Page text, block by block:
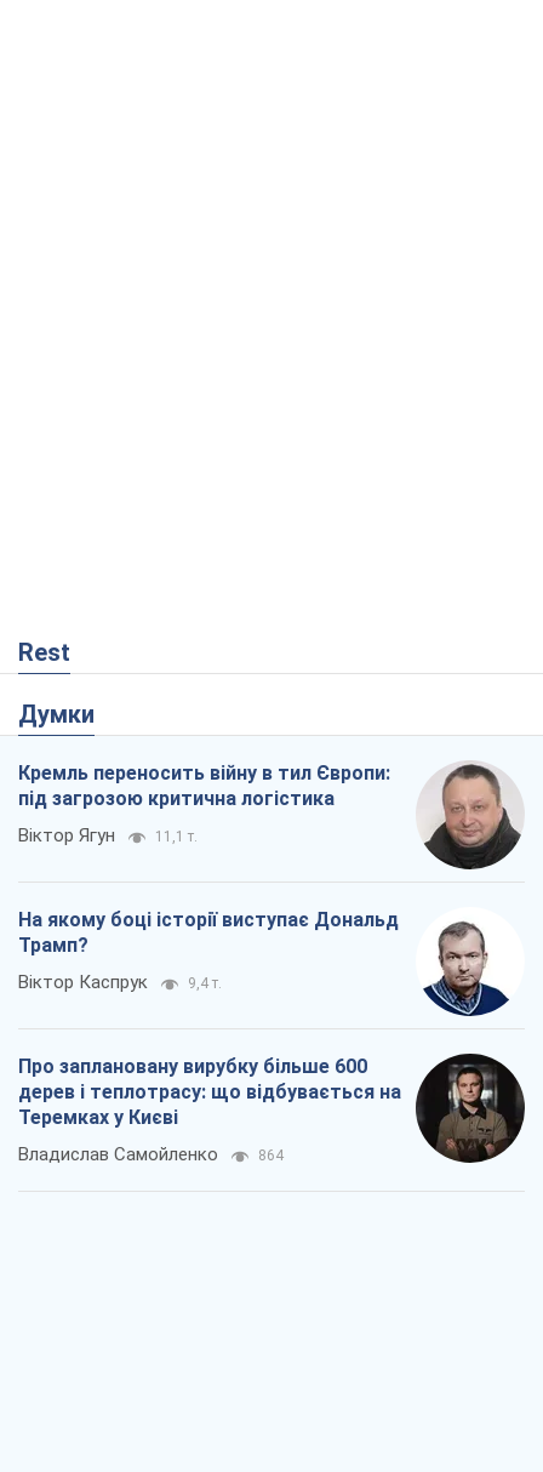
Rest
Думки
Кремль переносить війну в тил Європи:
під загрозою критична логістика
Віктор Ягун 11,1 т.
На якому боці історії виступає Дональд
Трамп?
Віктор Каспрук 9,4 т.
Про заплановану вирубку більше 600
дерев і теплотрасу: що відбувається на
Теремках у Києві
Владислав Самойленко 864